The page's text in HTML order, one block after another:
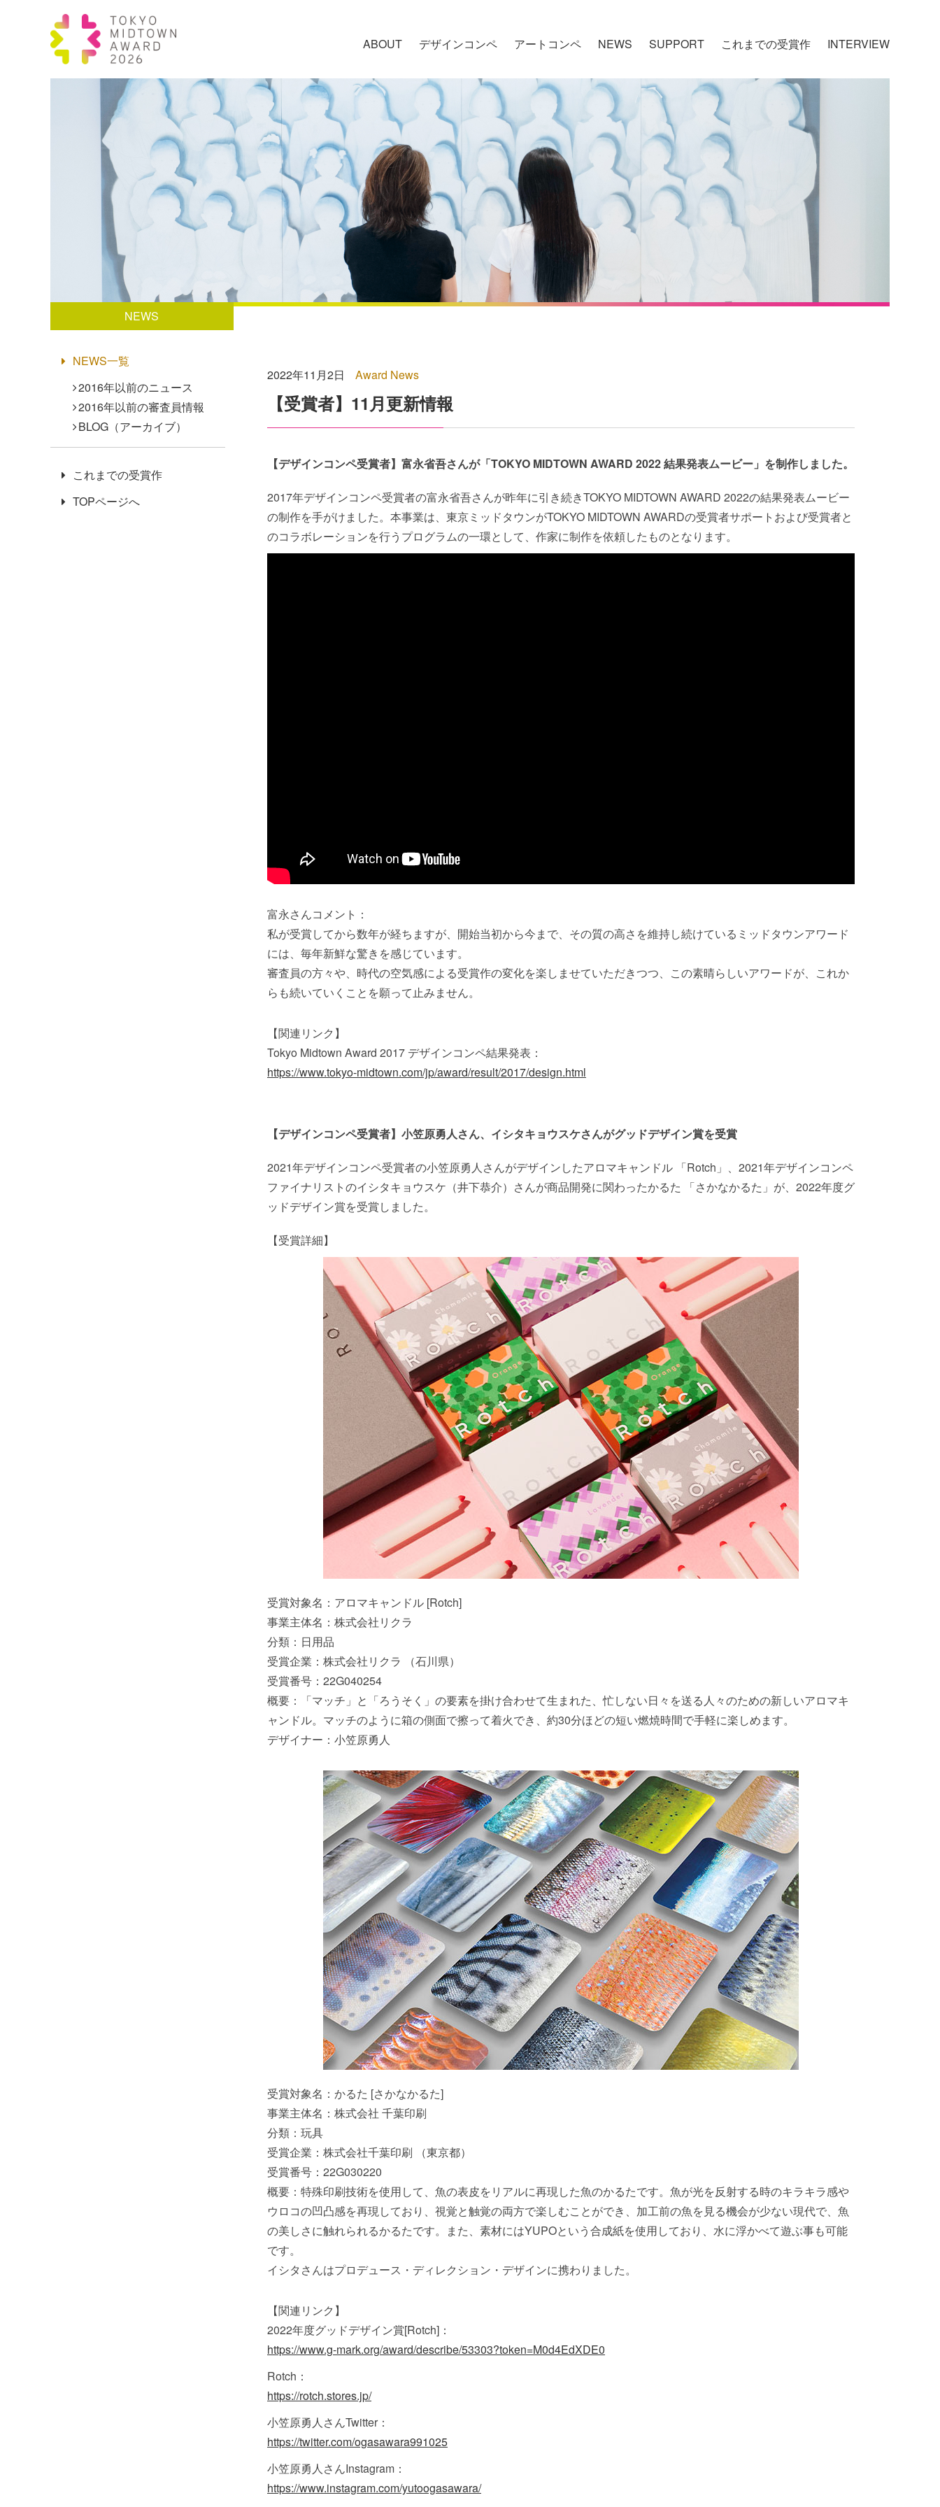
ABOUT デザインコンペ アートコンペ NEWS SUPPORT これまでの受賞作 INTERVIEW
2022年11月2日 Award News
【受賞者】11月更新情報
【デザインコンペ受賞者】富永省吾さんが「TOKYO MIDTOWN AWARD 2022 結果発表ムービー」を制作しました。
2017年デザインコンペ受賞者の富永省吾さんが昨年に引き続きTOKYO MIDTOWN AWARD 2022の結果発表ムービー
の制作を手がけました。本事業は、東京ミッドタウンがTOKYO MIDTOWN AWARDの受賞者サポートおよび受賞者と
のコラボレーションを行うプログラムの一環として、作家に制作を依頼したものとなります。
富永さんコメント：
私が受賞してから数年が経ちますが、開始当初から今まで、その質の高さを維持し続けているミッドタウンアワード
には、毎年新鮮な驚きを感じています。
審査員の方々や、時代の空気感による受賞作の変化を楽しませていただきつつ、この素晴らしいアワードが、これか
らも続いていくことを願って止みません。
【関連リンク】
Tokyo Midtown Award 2017 デザインコンペ結果発表：
https://www.tokyo-midtown.com/jp/award/result/2017/design.html
【デザインコンペ受賞者】小笠原勇人さん、イシタキョウスケさんがグッドデザイン賞を受賞
2021年デザインコンペ受賞者の小笠原勇人さんがデザインしたアロマキャンドル 「Rotch」、2021年デザインコンペ
ファイナリストのイシタキョウスケ（井下恭介）さんが商品開発に関わったかるた 「さかなかるた」が、2022年度グ
ッドデザイン賞を受賞しました。
【受賞詳細】
受賞対象名：アロマキャンドル [Rotch]
事業主体名：株式会社リクラ
分類：日用品
受賞企業：株式会社リクラ （石川県）
受賞番号：22G040254
概要：「マッチ」と「ろうそく」の要素を掛け合わせて生まれた、忙しない日々を送る人々のための新しいアロマキ
ャンドル。マッチのように箱の側面で擦って着火でき、約30分ほどの短い燃焼時間で手軽に楽しめます。
デザイナー：小笠原勇人
受賞対象名：かるた [さかなかるた]
事業主体名：株式会社 千葉印刷
分類：玩具
受賞企業：株式会社千葉印刷 （東京都）
受賞番号：22G030220
概要：特殊印刷技術を使用して、魚の表皮をリアルに再現した魚のかるたです。魚が光を反射する時のキラキラ感や
ウロコの凹凸感を再現しており、視覚と触覚の両方で楽しむことができ、加工前の魚を見る機会が少ない現代で、魚
の美しさに触れられるかるたです。また、素材にはYUPOという合成紙を使用しており、水に浮かべて遊ぶ事も可能
です。
イシタさんはプロデュース・ディレクション・デザインに携わりました。
【関連リンク】
2022年度グッドデザイン賞[Rotch]：
https://www.g-mark.org/award/describe/53303?token=M0d4EdXDE0
Rotch：
https://rotch.stores.jp/
小笠原勇人さんTwitter：
https://twitter.com/ogasawara991025
小笠原勇人さんInstagram：
https://www.instagram.com/yutoogasawara/
NEWS
NEWS一覧
2016年以前のニュース
2016年以前の審査員情報
BLOG（アーカイブ）
これまでの受賞作
TOPページへ